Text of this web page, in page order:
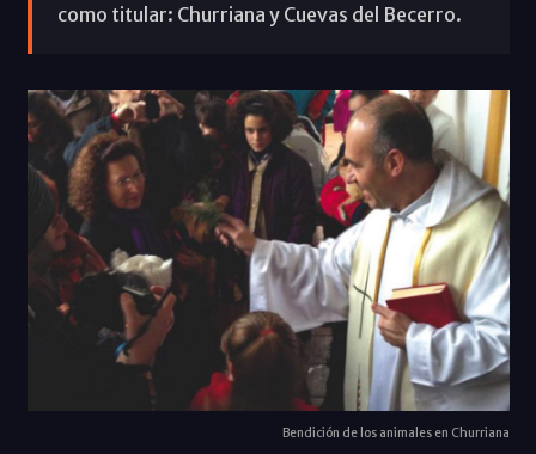
como titular: Churriana y Cuevas del Becerro.
Bendición de los animales en Churriana